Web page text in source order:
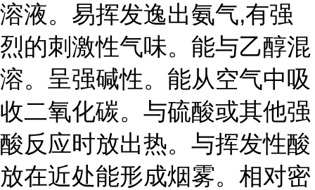
溶液。易挥发逸出氨气,有强
烈的刺激性气味。能与乙醇混
溶。呈强碱性。能从空气中吸
收二氧化碳。与硫酸或其他强
酸反应时放出热。与挥发性酸
放在近处能形成烟雾。相对密